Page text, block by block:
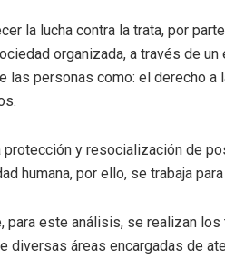
la lucha contra la trata, por
organizada, a través de
las personas como: el derecho a
protección y resocialización de
humana, por ello, se trabaja
para este análisis, se realizan
diversas áreas encargadas de